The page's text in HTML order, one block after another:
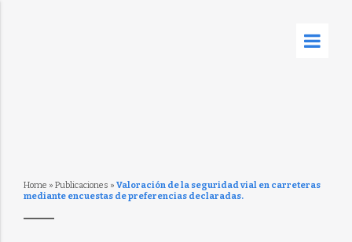
Home » Publicaciones » Valoración de la seguridad vial en carreteras
mediante encuestas de preferencias declaradas.